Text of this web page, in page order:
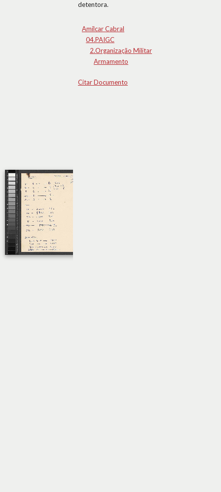
detentora.
Amílcar Cabral
04.PAIGC
2.Organização Militar
Armamento
Citar Documento